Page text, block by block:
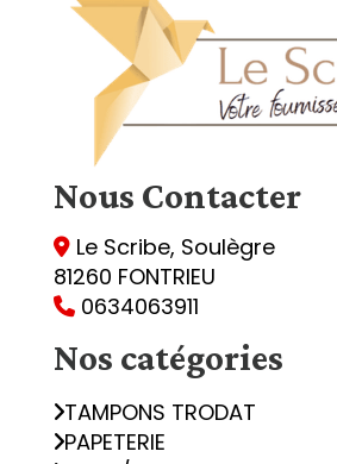
Nous Contacter
 Le Scribe, Soulègre
81260 FONTRIEU
 0634063911
Nos catégories
TAMPONS TRODAT
PAPETERIE